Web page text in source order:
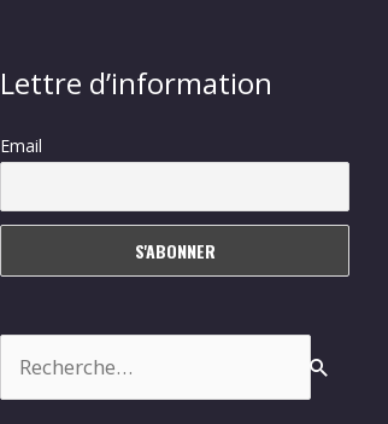
Lettre d’information
Email